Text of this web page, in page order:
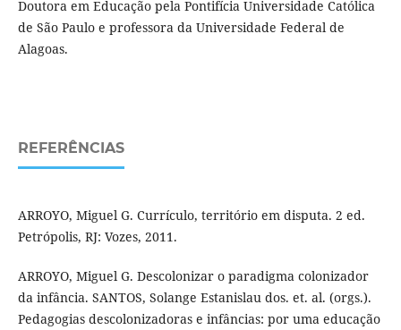
Doutora em Educação pela Pontifícia Universidade Católica
de São Paulo e professora da Universidade Federal de
Alagoas.
REFERÊNCIAS
ARROYO, Miguel G. Currículo, território em disputa. 2 ed.
Petrópolis, RJ: Vozes, 2011.
ARROYO, Miguel G. Descolonizar o paradigma colonizador
da infância. SANTOS, Solange Estanislau dos. et. al. (orgs.).
Pedagogias descolonizadoras e infâncias: por uma educação